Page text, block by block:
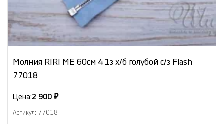
Молния RIRI ME 60см 4 1з х/б голубой с/з Flash
77018
Цена:2 900 ₽
Артикул: 77018